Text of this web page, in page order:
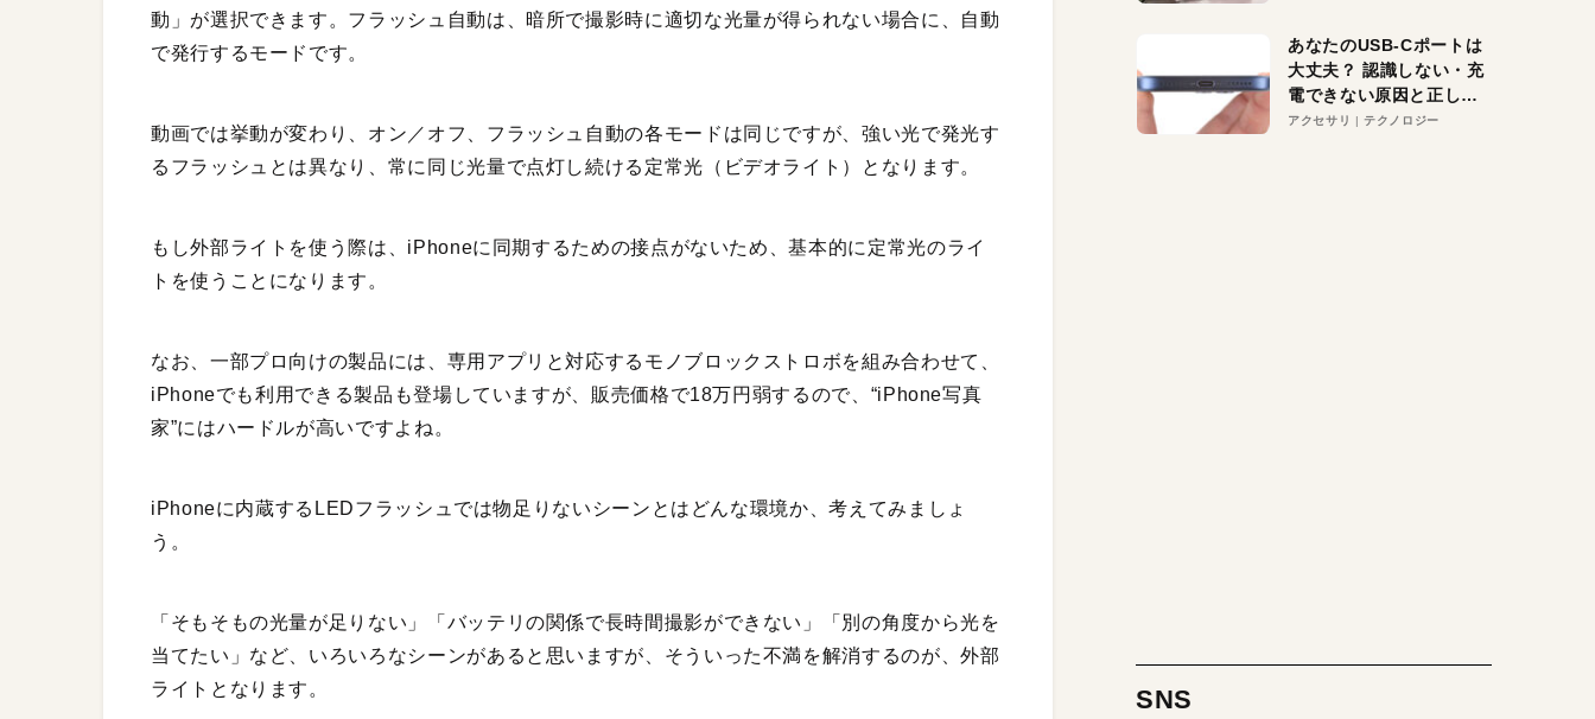
動」が選択できます。フラッシュ自動は、暗所で撮影時に適切な光量が得られない場合に、自動
で発行するモードです。
動画では挙動が変わり、オン／オフ、フラッシュ自動の各モードは同じですが、強い光で発光す
るフラッシュとは異なり、常に同じ光量で点灯し続ける定常光（ビデオライト）となります。
もし外部ライトを使う際は、iPhoneに同期するための接点がないため、基本的に定常光のライ
トを使うことになります。
なお、一部プロ向けの製品には、専用アプリと対応するモノブロックストロボを組み合わせて、
iPhoneでも利用できる製品も登場していますが、販売価格で18万円弱するので、“iPhone写真
家”にはハードルが高いですよね。
iPhoneに内蔵するLEDフラッシュでは物足りないシーンとはどんな環境か、考えてみましょ
う。
「そもそもの光量が足りない」「バッテリの関係で長時間撮影ができない」「別の角度から光を
当てたい」など、いろいろなシーンがあると思いますが、そういった不満を解消するのが、外部
ライトとなります。
あなたのUSB-Cポートは
大丈夫？ 認識しない・充
電できない原因と正しい
対策
アクセサリ テクノロジー
SNS